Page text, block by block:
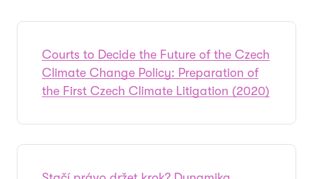
Courts to Decide the Future of the Czech
Climate Change Policy: Preparation of
the First Czech Climate Litigation (2020)